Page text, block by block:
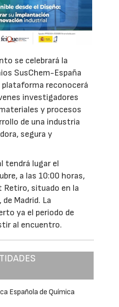
se celebrará la
SusChem-España
plataforma reconocerá
investigadores
y procesos
de una industria
segura y
tendrá lugar el
a las 10:00 horas,
Retiro, situado en la
Madrid. La
ya el periodo de
al encuentro.
Española de Química